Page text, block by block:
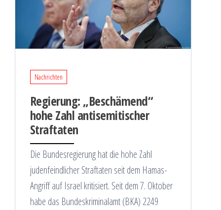
Nachrichten
Regierung: „Beschämend“
hohe Zahl antisemitischer
Straftaten
Die Bundesregierung hat die hohe Zahl
judenfeindlicher Straftaten seit dem Hamas-
Angriff auf Israel kritisiert. Seit dem 7. Oktober
habe das Bundeskriminalamt (BKA) 2249